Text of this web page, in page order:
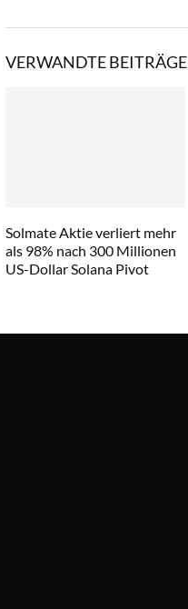
VERWANDTE BEITRÄGE
Solmate Aktie verliert mehr
als 98% nach 300 Millionen
US-Dollar Solana Pivot